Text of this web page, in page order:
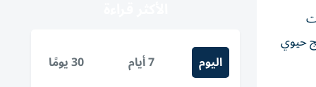
منافذ البيع والمنصات الإلكترونية… هدفنا توطين أكثر من 5000 منتج حيوي
اليوم 7 أيام 30 يومًا